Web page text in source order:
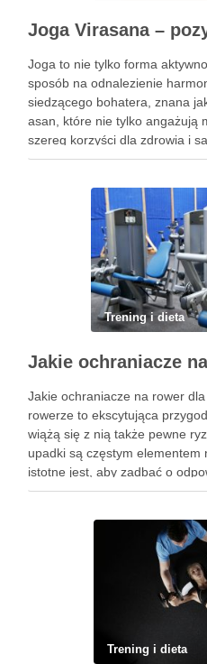
Joga to nie tylko forma
sposób na odnalezienie
siedzącego bohatera, znana
asan, które nie tylko angażują
szereg korzyści dla zdrowia i
praktykowanie tej pozycji
Trening i dieta
Jakie ochraniacze na rower
rowerze to ekscytująca
wiążą się z nią także pewne
upadki są częstym elementem
istotne jest, aby zadbać o
Ochraniacze na rower dla
Trening i dieta